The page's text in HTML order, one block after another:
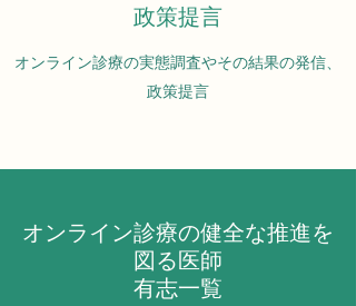
政策提言
​オンライン診療の実態調査やその結果の発信、
政策提言
オンライン診療の健全な推進を
図る医師
有志一覧